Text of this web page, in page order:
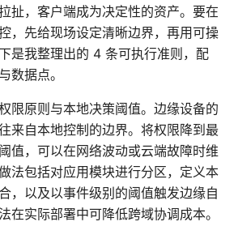
扯，客户端成为决定性的资产。要在
，先给现场设定清晰边界，再用可操
是我整理出的 4 条可执行准则，配
数据点。
限原则与本地决策阈值。边缘设备的
来自本地控制的边界。将权限降到最
值，可以在网络波动或云端故障时维
法包括对应用模块进行分区，定义本
，以及以事件级别的阈值触发边缘自
在实际部署中可降低跨域协调成本。